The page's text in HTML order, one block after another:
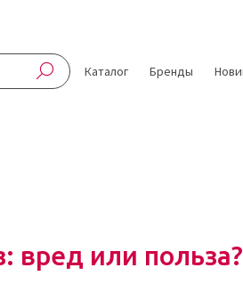
Каталог Бренды
вред или польза?